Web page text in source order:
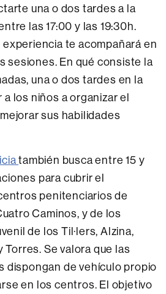
una o dos tardes a la
las 17:00 y las 19:30h.
te acompañará en
sesiones. En qué consiste la
una o dos tardes en la
a los niños a organizar el
sus habilidades
también busca entre 15 y
para cubrir el
penitenciarios de
Caminos, y de los
de los Til·lers, Alzina,
Torres. Se valora que las
dispongan de vehículo propio
en los centros. El objetivo